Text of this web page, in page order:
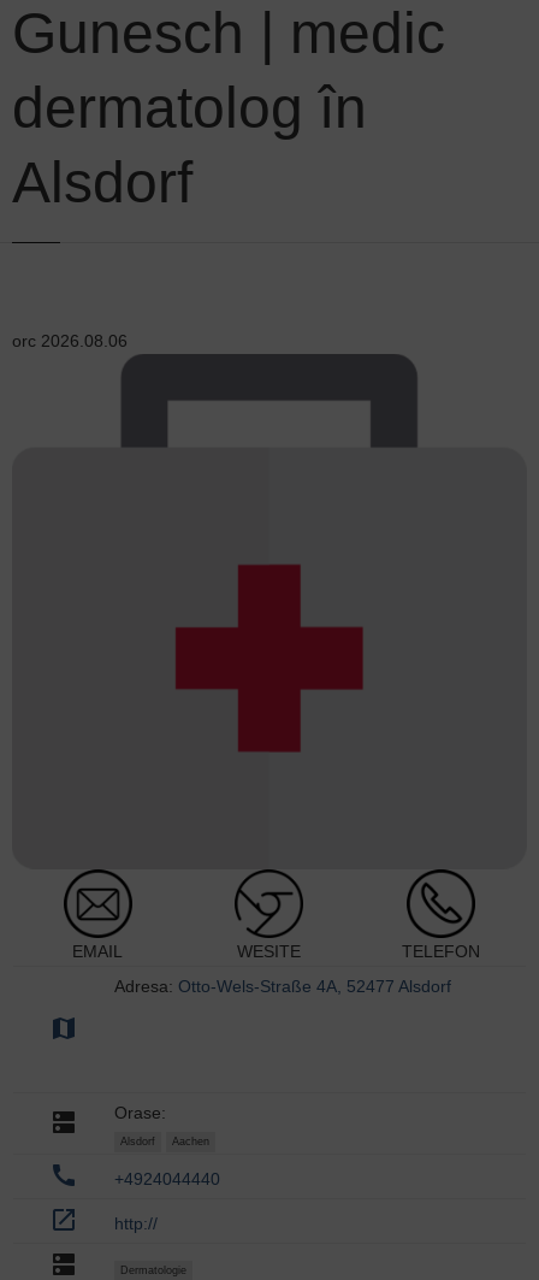
Gunesch | medic
dermatolog în
Alsdorf
orc 2026.08.06
EMAIL WESITE TELEFON
map
Adresa: Otto-Wels-Straße 4A, 52477 Alsdorf
dns Orase:
Alsdorf Aachen
call +4924044440
open_in_new http://
dns Dermatologie